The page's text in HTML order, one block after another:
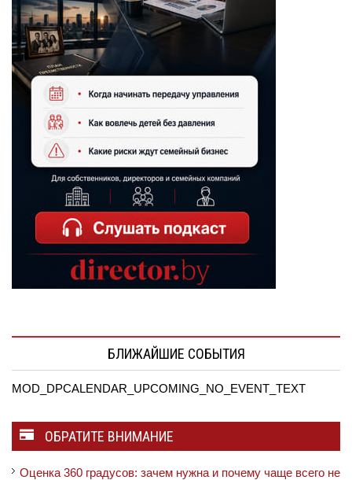
БЛИЖАЙШИЕ СОБЫТИЯ
MOD_DPCALENDAR_UPCOMING_NO_EVENT_TEXT
ОБРАТИТЕ ВНИМАНИЕ
Оценка 360 градусов: зачем нужна и почему чаще всего не